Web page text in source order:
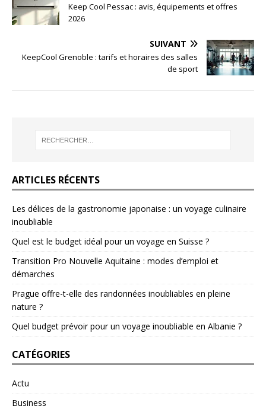
Keep Cool Pessac : avis, équipements et offres
2026
SUIVANT
KeepCool Grenoble : tarifs et horaires des salles
de sport
ARTICLES RÉCENTS
Les délices de la gastronomie japonaise : un voyage culinaire
inoubliable
Quel est le budget idéal pour un voyage en Suisse ?
Transition Pro Nouvelle Aquitaine : modes d’emploi et
démarches
Prague offre-t-elle des randonnées inoubliables en pleine
nature ?
Quel budget prévoir pour un voyage inoubliable en Albanie ?
CATÉGORIES
Actu
Business